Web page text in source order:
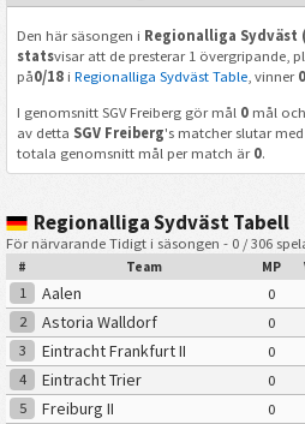
Den här säsongen i Regionalliga Sydväst
statsvisar att de presterar 1 övergripande,
på0/18i Regionalliga Sydväst Table, vinner
I genomsnitt SGV Freiberg gör mål 0mål och
av detta SGV Freiberg's matcher slutar
totala genomsnitt mål per match är 0.
Regionalliga Sydväst Tabell
För närvarande Tidigt i säsongen - 0 / 306
# Team MP
1 Aalen 0
2
Astoria Walldorf 0
3
Eintracht Frankfurt II 0
4
Eintracht Trier 0
5
Freiburg II 0